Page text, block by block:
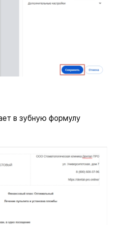
в зубную формулу